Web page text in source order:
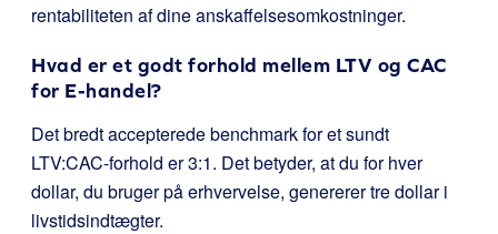
rentabiliteten af dine anskaffelsesomkostninger.
Hvad er et godt forhold mellem LTV og CAC
for E-handel?
Det bredt accepterede benchmark for et sundt
LTV:CAC-forhold er 3:1. Det betyder, at du for hver
dollar, du bruger på erhvervelse, genererer tre dollar i
livstidsindtægter.